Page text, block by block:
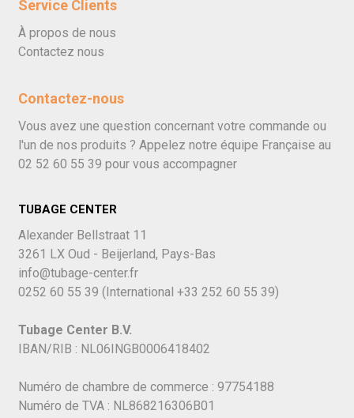
Service Clients
À propos de nous
Contactez nous
Contactez-nous
Vous avez une question concernant votre commande ou
l'un de nos produits ? Appelez notre équipe Française au
02 52 60 55 39 pour vous accompagner
TUBAGE CENTER
Alexander Bellstraat 11
3261 LX Oud - Beijerland, Pays-Bas
info@tubage-center.fr
0252 60 55 39 (International +33 252 60 55 39)
Tubage Center B.V.
IBAN/RIB : NL06INGB0006418402
Numéro de chambre de commerce : 97754188
Numéro de TVA : NL868216306B01